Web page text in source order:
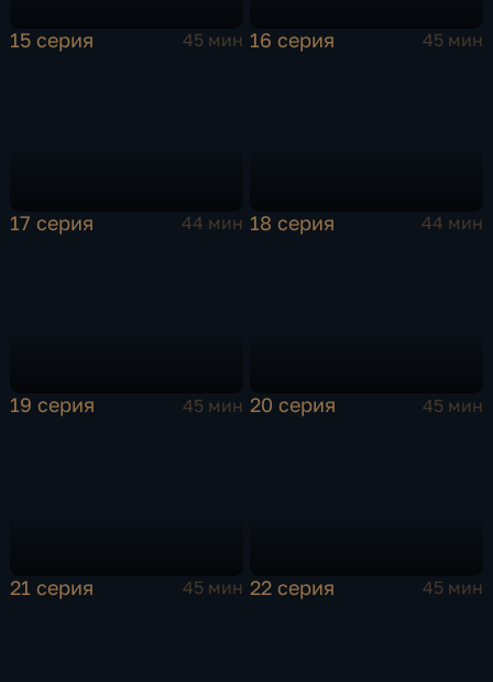
15 серия 45 мин 16 серия 45 мин
17 серия 44 мин 18 серия 44 мин
19 серия 45 мин 20 серия 45 мин
21 серия 45 мин 22 серия 45 мин